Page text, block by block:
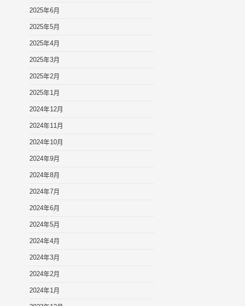
2025年6月
2025年5月
2025年4月
2025年3月
2025年2月
2025年1月
2024年12月
2024年11月
2024年10月
2024年9月
2024年8月
2024年7月
2024年6月
2024年5月
2024年4月
2024年3月
2024年2月
2024年1月